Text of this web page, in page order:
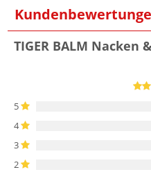
TIGER BALM Nacken
5
4
3
2